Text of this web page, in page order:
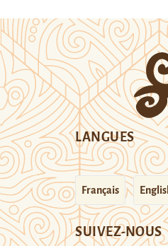
LANGUES
Français
SUIVEZ-NOUS